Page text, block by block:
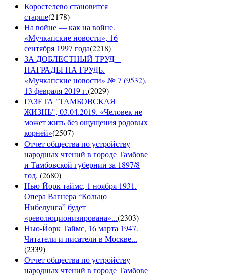
Коростелево становится
старше(2178)
На войне — как на войне.
«Мучкапские новости», 16
сентября 1997 года(2218)
ЗА ДОБЛЕСТНЫЙ ТРУД –
НАГРАДЫ НА ГРУДЬ.
«Мучкапские новости» № 7 (9532),
13 февраля 2019 г.(2029)
ГАЗЕТА "ТАМБОВСКАЯ
ЖИЗНЬ", 03.04.2019. «Человек не
может жить без ощущения родовых
корней»(2507)
Отчет общества по устройству
народных чтений в городе Тамбове
и Тамбовской губернии за 1897/8
год. (2680)
Нью-Йорк таймс, 1 ноября 1931.
Опера Вагнера “Кольцо
Нибелунга” будет
«революционизирована»...(2303)
Нью-Йорк Таймс, 16 марта 1947.
Читатели и писатели в Москве...
(2339)
Отчет общества по устройству
народных чтений в городе Тамбове